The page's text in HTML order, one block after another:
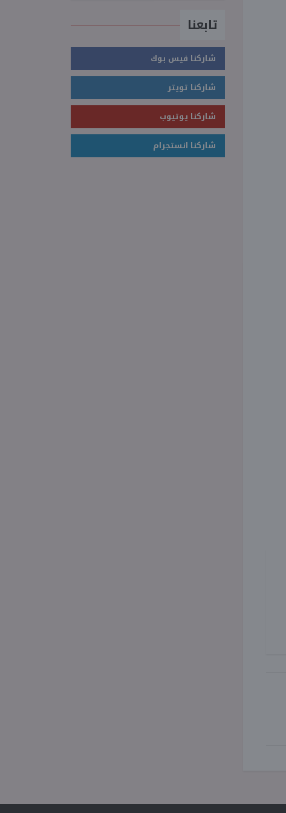
تابعنا
شاركنا فيس بوك
شاركنا تويتر
شاركنا يوتيوب
شاركنا انستجرام